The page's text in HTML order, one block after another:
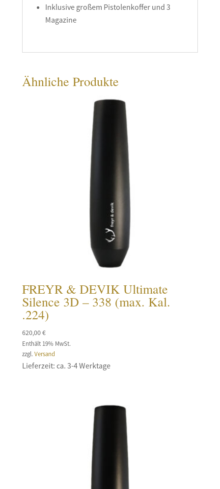
Inklusive großem Pistolenkoffer und 3
Magazine
Ähnliche Produkte
FREYR & DEVIK Ultimate
Silence 3D – 338 (max. Kal.
.224)
620,00€
Enthält 19% MwSt.
zzgl.Versand
Lieferzeit: ca. 3-4 Werktage